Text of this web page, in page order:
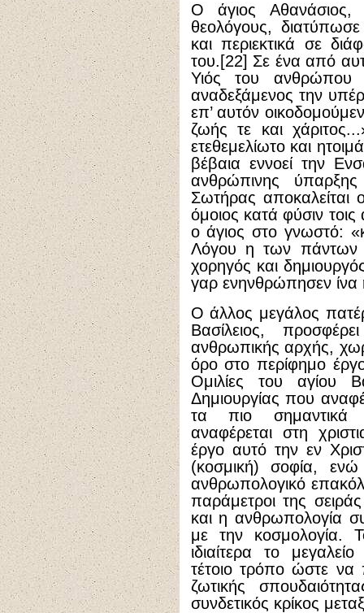
Ο άγιος Αθανάσιος,
θεολόγους,
και περιεκτικά σε
του.[22] Σε ένα από
Υιός του ανθρώπου
αναδεξάμενος την
επ’ αυτόν
ζωής τε και
ετεθεμελίωτο και
βέβαια εννοεί την
ανθρώπινης
Σωτήρας
όμοιος κατά φύσιν τοις
ο άγιος στο γνωστό:
Λόγου η των πάντων
χορηγός και
γαρ ενηνθρώπησεν ίνα
Ο άλλος μεγάλος
Βασίλειος,
ανθρωπικής αρχής,
όρο στο περίφημο
Ομιλίες του αγίου
Δημιουργίας που
τα πιο σημαντικά
αναφέρεται στη
έργο αυτό την εν
(κοσμική) σοφία,
ανθρωπολογικό
παράμετροι της
και η ανθρωπολογία
με την κοσμολογία.
ιδιαίτερα το
τέτοιο τρόπο ώστε
ζωτικής
συνδετικός κρίκος